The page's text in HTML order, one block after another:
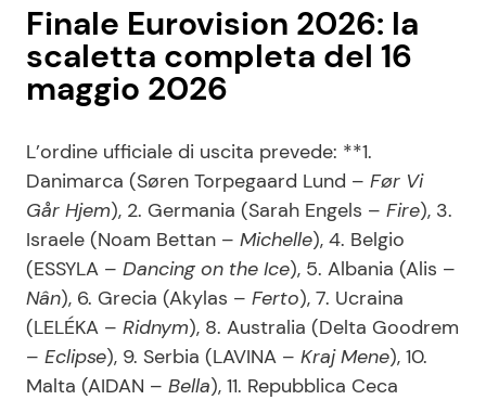
Finale Eurovision 2026: la
scaletta completa del 16
maggio 2026
L’ordine ufficiale di uscita prevede: **1.
Danimarca (Søren Torpegaard Lund – Før Vi
Går Hjem), 2. Germania (Sarah Engels – Fire), 3.
Israele (Noam Bettan – Michelle), 4. Belgio
(ESSYLA – Dancing on the Ice), 5. Albania (Alis –
Nân), 6. Grecia (Akylas – Ferto), 7. Ucraina
(LELÉKA – Ridnym), 8. Australia (Delta Goodrem
– Eclipse), 9. Serbia (LAVINA – Kraj Mene), 10.
Malta (AIDAN – Bella), 11. Repubblica Ceca